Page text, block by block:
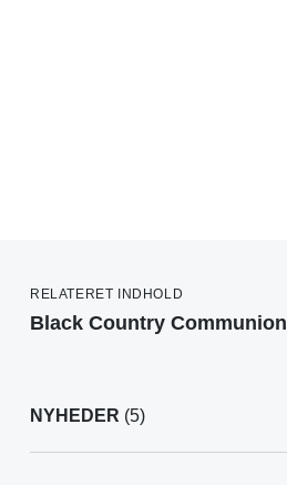
RELATERET INDHOLD
Black Country Communion
NYHEDER (5)